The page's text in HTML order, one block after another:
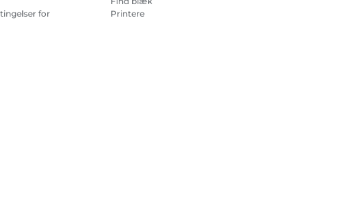
for
Printere